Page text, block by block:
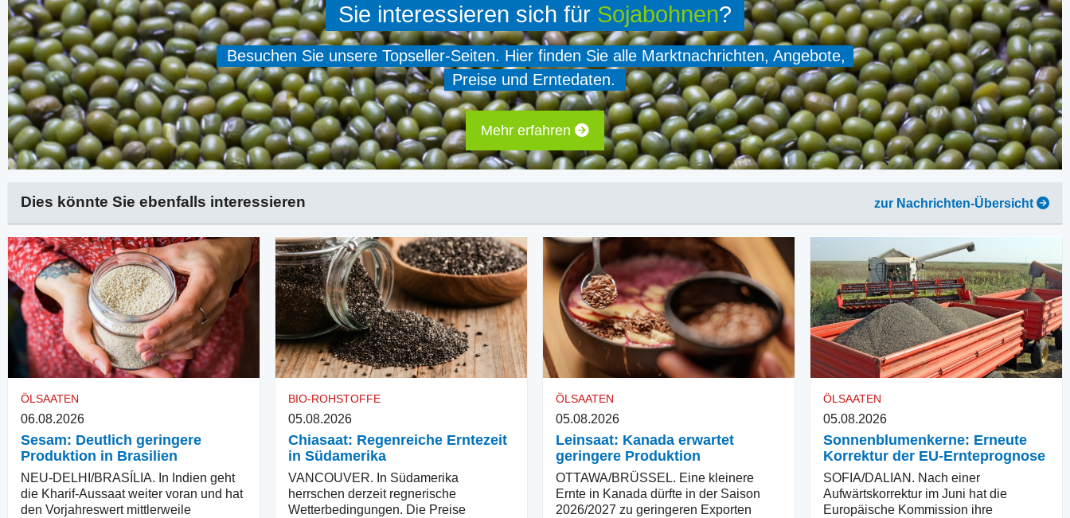
Sie interessieren sich für Sojabohnen?
Besuchen Sie unsere Topseller-Seiten. Hier finden Sie alle Marktnachrichten, Angebote,
Preise und Erntedaten.
Mehr erfahren
Dies könnte Sie ebenfalls interessieren zur Nachrichten-Übersicht
ÖLSAATEN
06.08.2026
Sesam: Deutlich geringere
Produktion in Brasilien
NEU-DELHI/BRASÍLIA. In Indien geht
die Kharif-Aussaat weiter voran und hat
den Vorjahreswert mittlerweile
BIO-ROHSTOFFE
05.08.2026
Chiasaat: Regenreiche Erntezeit
in Südamerika
VANCOUVER. In Südamerika
herrschen derzeit regnerische
Wetterbedingungen. Die Preise
ÖLSAATEN
05.08.2026
Leinsaat: Kanada erwartet
geringere Produktion
OTTAWA/BRÜSSEL. Eine kleinere
Ernte in Kanada dürfte in der Saison
2026/2027 zu geringeren Exporten
ÖLSAATEN
05.08.2026
Sonnenblumenkerne: Erneute
Korrektur der EU-Ernteprognose
SOFIA/DALIAN. Nach einer
Aufwärtskorrektur im Juni hat die
Europäische Kommission ihre